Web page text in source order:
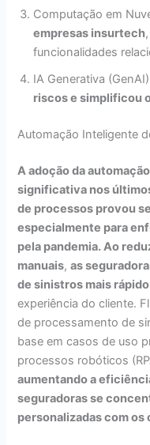
Computação em
empresas insurtech
funcionalidades
IA Generativa
riscos e simplificou
Automação Inteligente
A adoção da
significativa nos
de processos provou
especialmente para
pela pandemia. Ao
manuais,as
de sinistros mais rápido
experiência do cliente.
de processamento de
base em casos de uso
processos robóticos
aumentando a
seguradoras se
personalizadas com os